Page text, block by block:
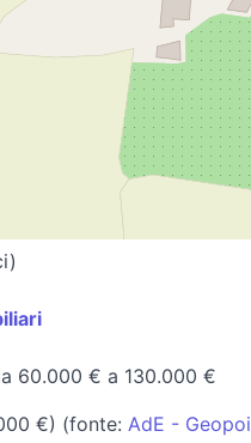
60.000 € a 130.000 €
€) (fonte: AdE - Geopoi